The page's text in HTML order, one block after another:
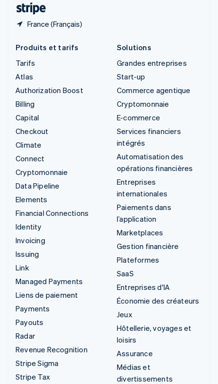
France (Français)
Produits et tarifs
Tarifs
Atlas
Authorization Boost
Billing
Capital
Checkout
Climate
Connect
Cryptomonnaie
Data Pipeline
Elements
Financial Connections
Identity
Invoicing
Issuing
Link
Managed Payments
Liens de paiement
Payments
Payouts
Radar
Revenue Recognition
Stripe Sigma
Stripe Tax
Solutions
Grandes entreprises
Start-up
Commerce agentique
Cryptomonnaie
E-commerce
Services financiers
intégrés
Automatisation des
opérations financières
Entreprises
internationales
Paiements dans
l’application
Marketplaces
Gestion financière
Plateformes
SaaS
Entreprises d'IA
Économie des créateurs
Jeux
Hôtellerie, voyages et
loisirs
Assurance
Médias et
divertissements